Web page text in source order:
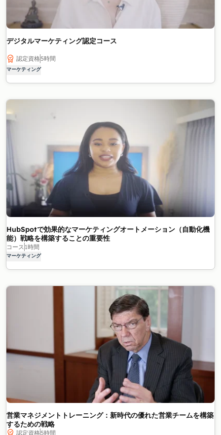
デジタルマーケティング認定コース
認定資格5時間
マーケティング
HubSpotで効果的なマーケティングオートメーション（自動化機
能）戦略を構築することの重要性
コース 1時間
マーケティング
営業マネジメントトレーニング：新時代の優れた営業チームを構築
するための戦略
認定資格5時間